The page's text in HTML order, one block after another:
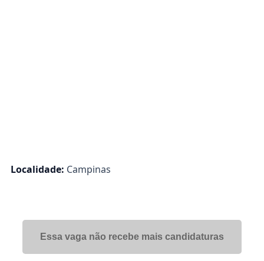
Localidade: Campinas
Essa vaga não recebe mais candidaturas